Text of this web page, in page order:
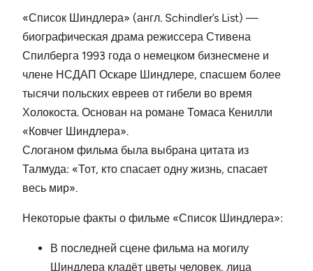
«Список Шиндлера» (англ. Schindler’s List) —
биографическая драма режиссера Стивена
Спилберга 1993 года о немецком бизнесмене и
члене НСДАП Оскаре Шиндлере, спасшем более
тысячи польских евреев от гибели во время
Холокоста. Основан на романе Томаса Кенилли
«Ковчег Шиндлера».
Слоганом фильма была выбрана цитата из
Талмуда: «Тот, кто спасает одну жизнь, спасает
весь мир».
Некоторые факты о фильме «Список Шиндлера»:
В последней сцене фильма на могилу
Шиндлера кладёт цветы человек, лица